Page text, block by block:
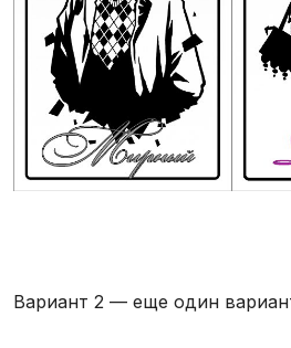
Вариант 2 — еще один